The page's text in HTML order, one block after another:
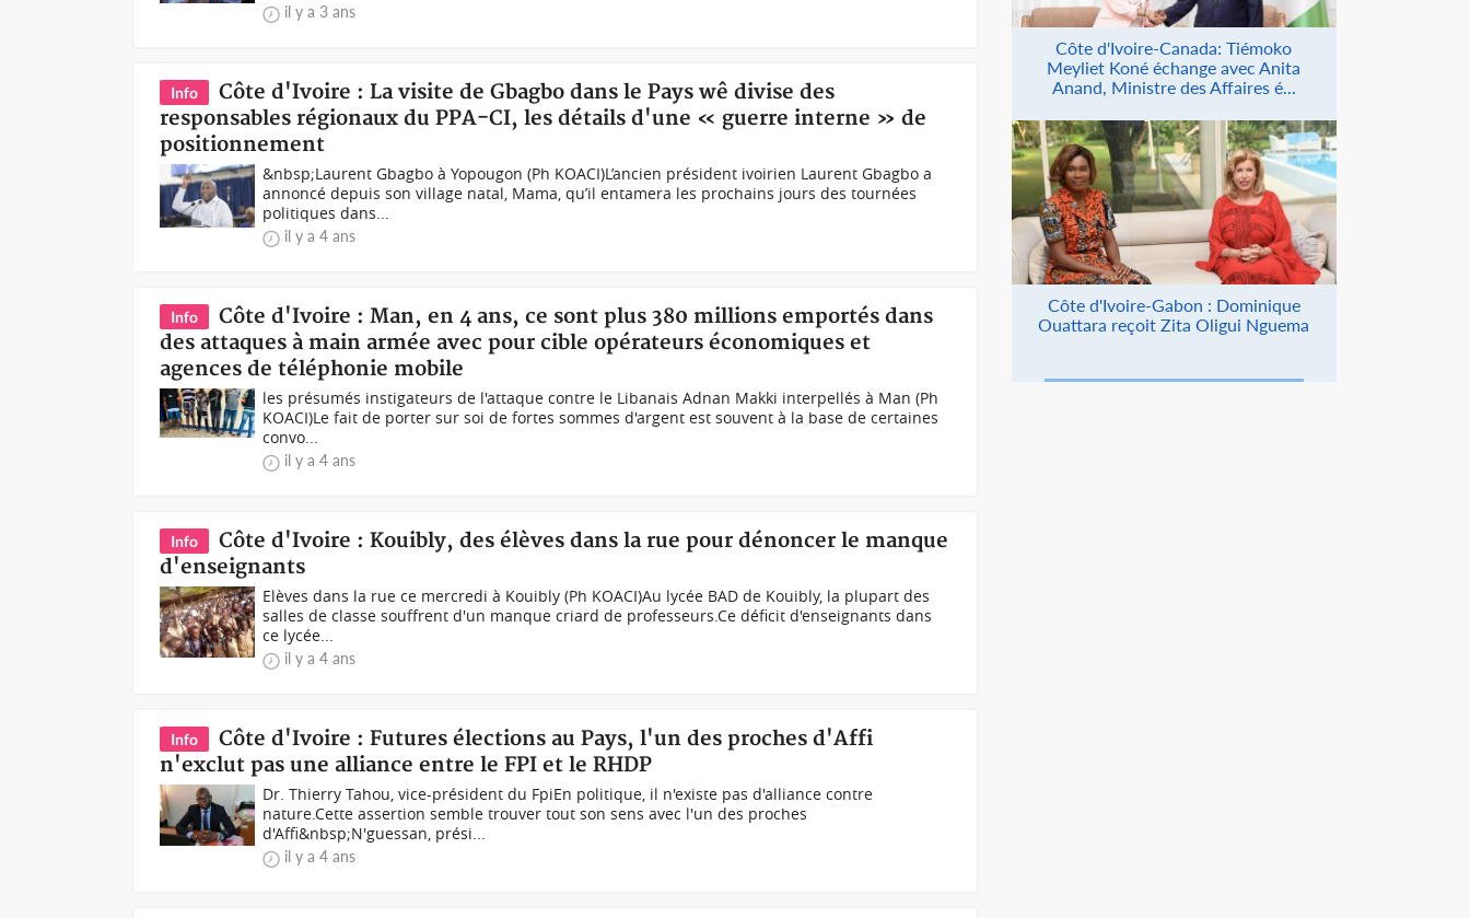
il y a 3 ans
Info
Côte d'Ivoire : La visite de Gbagbo dans le Pays wê divise des
responsables régionaux du PPA-CI, les détails d'une « guerre interne » de
positionnement
&nbsp;Laurent Gbagbo à Yopougon (Ph KOACI)L’ancien président ivoirien Laurent Gbagbo a
annoncé depuis son village natal, Mama, qu’il entamera les prochains jours des tournées
politiques dans...
il y a 4 ans
Info
Côte d'Ivoire : Man, en 4 ans, ce sont plus 380 millions emportés dans
des attaques à main armée avec pour cible opérateurs économiques et
agences de téléphonie mobile
les présumés instigateurs de l'attaque contre le Libanais Adnan Makki interpellés à Man (Ph
KOACI)Le fait de porter sur soi de fortes sommes d'argent est souvent à la base de certaines
convo...
il y a 4 ans
Info
Côte d'Ivoire : Kouibly, des élèves dans la rue pour dénoncer le manque
d'enseignants
Elèves dans la rue ce mercredi à Kouibly (Ph KOACI)Au lycée BAD de Kouibly, la plupart des
salles de classe souffrent d'un manque criard de professeurs.Ce déficit d'enseignants dans
ce lycée...
il y a 4 ans
Info
Côte d'Ivoire : Futures élections au Pays, l'un des proches d'Affi
n'exclut pas une alliance entre le FPI et le RHDP
Dr. Thierry Tahou, vice-président du FpiEn politique, il n'existe pas d'alliance contre
nature.Cette assertion semble trouver tout son sens avec l'un des proches
d'Affi&nbsp;N'guessan, prési...
il y a 4 ans
Côte d'Ivoire-Canada: Tiémoko
Meyliet Koné échange avec Anita
Anand, Ministre des Affaires é...
Côte d'Ivoire-Gabon : Dominique
Ouattara reçoit Zita Oligui Nguema